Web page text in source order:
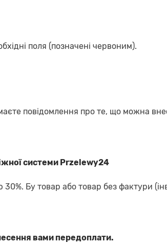
поля (позначені червоним).
повідомлення про те, що можна
системи Przelewy24
Бу товар або товар без фактури
вами передоплати.